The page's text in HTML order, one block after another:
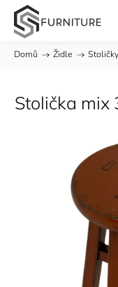
Domů / Židle / Stoličky
Stolička mix